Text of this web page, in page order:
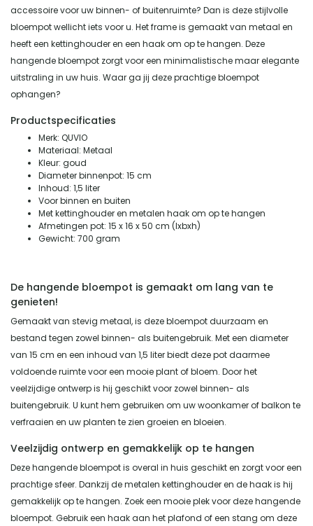
accessoire voor uw binnen- of buitenruimte? Dan is deze stijlvolle
bloempot wellicht iets voor u. Het frame is gemaakt van metaal en
heeft een kettinghouder en een haak om op te hangen. Deze
hangende bloempot zorgt voor een minimalistische maar elegante
uitstraling in uw huis. Waar ga jij deze prachtige bloempot
ophangen?
Productspecificaties
Merk: QUVIO
Materiaal: Metaal
Kleur: goud
Diameter binnenpot: 15 cm
Inhoud: 1,5 liter
Voor binnen en buiten
Met kettinghouder en metalen haak om op te hangen
Afmetingen pot: 15 x 16 x 50 cm (lxbxh)
Gewicht: 700 gram
De hangende bloempot is gemaakt om lang van te
genieten!
Gemaakt van stevig metaal, is deze bloempot duurzaam en
bestand tegen zowel binnen- als buitengebruik. Met een diameter
van 15 cm en een inhoud van 1,5 liter biedt deze pot daarmee
voldoende ruimte voor een mooie plant of bloem. Door het
veelzijdige ontwerp is hij geschikt voor zowel binnen- als
buitengebruik. U kunt hem gebruiken om uw woonkamer of balkon te
verfraaien en uw planten te zien groeien en bloeien.
Veelzijdig ontwerp en gemakkelijk op te hangen
Deze hangende bloempot is overal in huis geschikt en zorgt voor een
prachtige sfeer. Dankzij de metalen kettinghouder en de haak is hij
gemakkelijk op te hangen. Zoek een mooie plek voor deze hangende
bloempot. Gebruik een haak aan het plafond of een stang om deze